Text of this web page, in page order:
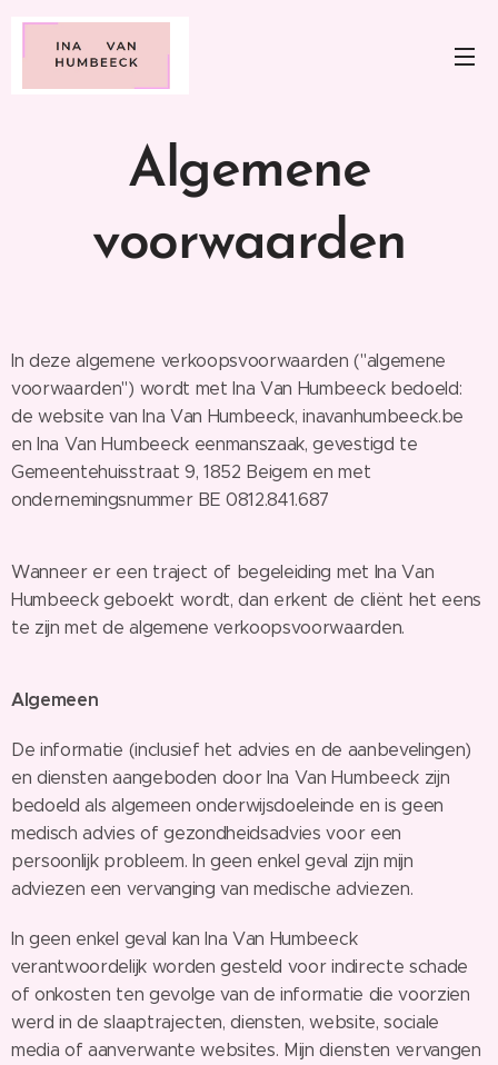
Algemene
voorwaarden
In deze algemene verkoopsvoorwaarden ("algemene
voorwaarden") wordt met Ina Van Humbeeck bedoeld:
de website van Ina Van Humbeeck, inavanhumbeeck.be
en Ina Van Humbeeck eenmanszaak, gevestigd te
Gemeentehuisstraat 9, 1852 Beigem en met
ondernemingsnummer BE 0812.841.687
Wanneer er een traject of begeleiding met Ina Van
Humbeeck geboekt wordt, dan erkent de cliënt het eens
te zijn met de algemene verkoopsvoorwaarden.
Algemeen
De informatie (inclusief het advies en de aanbevelingen)
en diensten aangeboden door Ina Van Humbeeck zijn
bedoeld als algemeen onderwijsdoeleinde en is geen
medisch advies of gezondheidsadvies voor een
persoonlijk probleem. In geen enkel geval zijn mijn
adviezen een vervanging van medische adviezen.
In geen enkel geval kan Ina Van Humbeeck
verantwoordelijk worden gesteld voor indirecte schade
of onkosten ten gevolge van de informatie die voorzien
werd in de slaaptrajecten, diensten, website, sociale
media of aanverwante websites. Mijn diensten vervangen